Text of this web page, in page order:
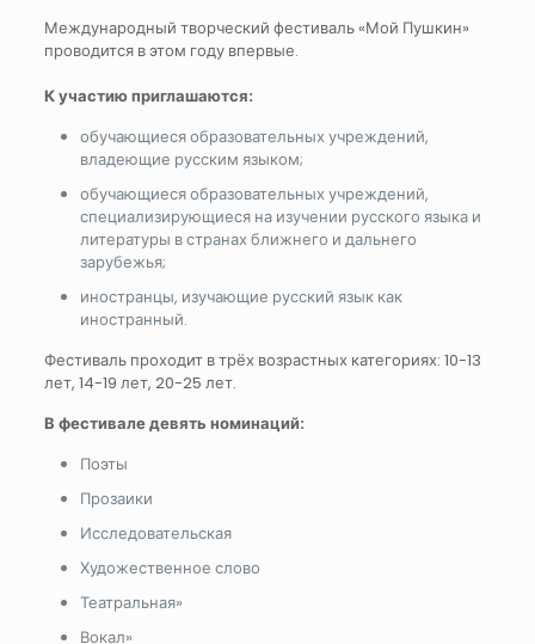
Международный творческий фестиваль «Мой Пушкин»
проводится в этом году впервые.
К участию приглашаются:
обучающиеся образовательных учреждений,
владеющие русским языком;
обучающиеся образовательных учреждений,
специализирующиеся на изучении русского языка и
литературы в странах ближнего и дальнего
зарубежья;
иностранцы, изучающие русский язык как
иностранный.
Фестиваль проходит в трёх возрастных категориях: 10-13
лет, 14-19 лет, 20-25 лет.
В фестивале девять номинаций:
Поэты
Прозаики
Исследовательская
Художественное слово
Театральная»
Вокал»